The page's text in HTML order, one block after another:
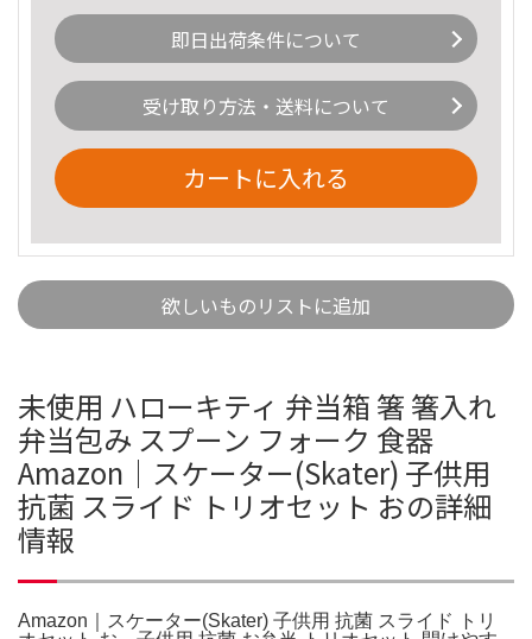
即日出荷条件について
受け取り方法・送料について
カートに入れる
欲しいものリストに追加
未使用 ハローキティ 弁当箱 箸 箸入れ
弁当包み スプーン フォーク 食器
Amazon｜スケーター(Skater) 子供用
抗菌 スライド トリオセット おの詳細
情報
Amazon｜スケーター(Skater) 子供用 抗菌 スライド トリ